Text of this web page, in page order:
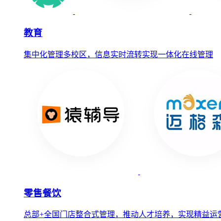
教育
集中化管理多校区，信息实时流转实现一体化在线管理
零售餐饮
总部+全国门店整合式管理，推动人才培养，实现精益运